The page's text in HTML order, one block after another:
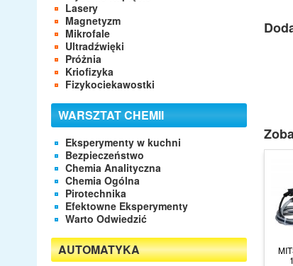
Lasery
Magnetyzm
Mikrofale
Ultradźwięki
Próżnia
Kriofizyka
Fizykociekawostki
WARSZTAT CHEMII
Eksperymenty w kuchni
Bezpieczeństwo
Chemia Analityczna
Chemia Ogólna
Pirotechnika
Efektowne Eksperymenty
Warto Odwiedzić
AUTOMATYKA